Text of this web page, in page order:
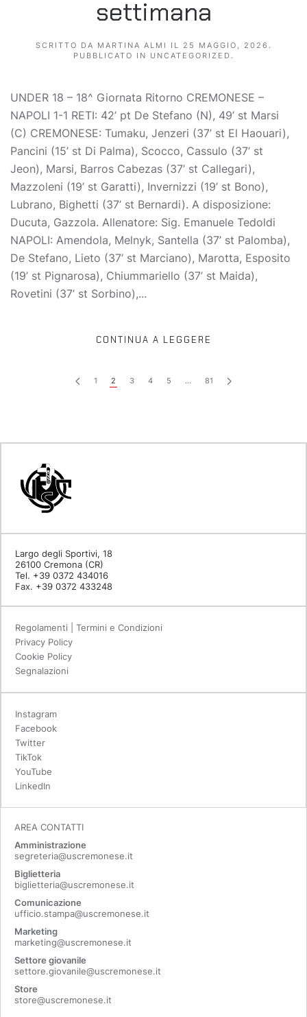
settimana
SCRITTO DA MARTINA ALMI IL 25 MAGGIO, 2026 .
PUBBLICATO IN UNCATEGORIZED .
UNDER 18 – 18^ Giornata Ritorno CREMONESE –
NAPOLI 1-1 RETI: 42’ pt De Stefano (N), 49’ st Marsi
(C) CREMONESE: Tumaku, Jenzeri (37’ st El Haouari),
Pancini (15’ st Di Palma), Scocco, Cassulo (37’ st
Jeon), Marsi, Barros Cabezas (37’ st Callegari),
Mazzoleni (19’ st Garatti), Invernizzi (19’ st Bono),
Lubrano, Bighetti (37’ st Bernardi). A disposizione:
Ducuta, Gazzola. Allenatore: Sig. Emanuele Tedoldi
NAPOLI: Amendola, Melnyk, Santella (37’ st Palomba),
De Stefano, Lieto (37’ st Marciano), Marotta, Esposito
(19’ st Pignarosa), Chiummariello (37’ st Maida),
Rovetini (37’ st Sorbino),...
CONTINUA A LEGGERE
1 2 3 4 5 … 81
Largo degli Sportivi, 18
26100 Cremona (CR)
Tel. +39 0372 434016
Fax. +39 0372 433248
Regolamenti | Termini e Condizioni
Privacy Policy
Cookie Policy
Segnalazioni
Instagram
Facebook
Twitter
TikTok
YouTube
LinkedIn
AREA CONTATTI
Amministrazione
segreteria@uscremonese.it
Biglietteria
biglietteria@uscremonese.it
Comunicazione
ufficio.stampa@uscremonese.it
Marketing
marketing@uscremonese.it
Settore giovanile
settore.giovanile@uscremonese.it
Store
store@uscremonese.it